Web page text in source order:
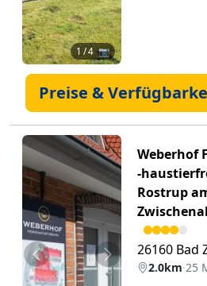
1 / 4 📷
Preise &
Zurück Weiter
Weberhof
-
Rostrup
26160 Bad
2.0km·25